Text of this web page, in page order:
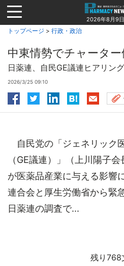
Jump
to
navigation
2026年8月9日
トップページ > 行政・政治
中東情勢でチャータ
日薬連、自民GE議連ヒアリン
2026/3/25 09:10
自民党の「ジェネリック
（GE議連）」（上川陽子
が医薬品産業に与える影響
連合会と厚生労働省から緊
日薬連の調査で...
残り768